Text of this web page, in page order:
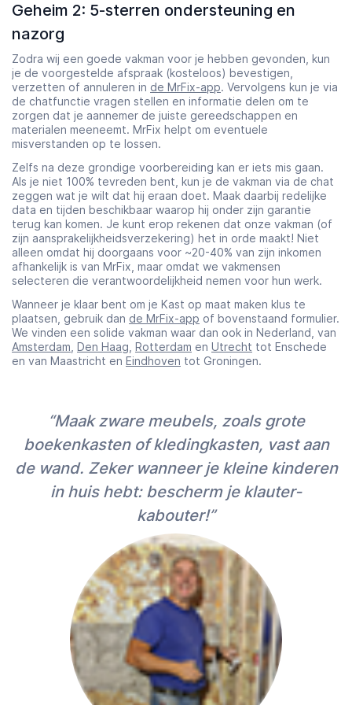
Geheim 2: 5-sterren ondersteuning en
nazorg
Zodra wij een goede vakman voor je hebben gevonden, kun
je de voorgestelde afspraak (kosteloos) bevestigen,
verzetten of annuleren in de MrFix-app. Vervolgens kun je via
de chatfunctie vragen stellen en informatie delen om te
zorgen dat je aannemer de juiste gereedschappen en
materialen meeneemt. MrFix helpt om eventuele
misverstanden op te lossen.
Zelfs na deze grondige voorbereiding kan er iets mis gaan.
Als je niet 100% tevreden bent, kun je de vakman via de chat
zeggen wat je wilt dat hij eraan doet. Maak daarbij redelijke
data en tijden beschikbaar waarop hij onder zijn garantie
terug kan komen. Je kunt erop rekenen dat onze vakman (of
zijn aansprakelijkheidsverzekering) het in orde maakt! Niet
alleen omdat hij doorgaans voor ~20-40% van zijn inkomen
afhankelijk is van MrFix, maar omdat we vakmensen
selecteren die verantwoordelijkheid nemen voor hun werk.
Wanneer je klaar bent om je Kast op maat maken klus te
plaatsen, gebruik dan de MrFix-app of bovenstaand formulier.
We vinden een solide vakman waar dan ook in Nederland, van
Amsterdam Den Haag Rotterdam en Utrecht tot Enschede
en van Maastricht en Eindhoven tot Groningen.
“Maak zware meubels, zoals grote
boekenkasten of kledingkasten, vast aan
de wand. Zeker wanneer je kleine kinderen
in huis hebt: bescherm je klauter-
kabouter!”